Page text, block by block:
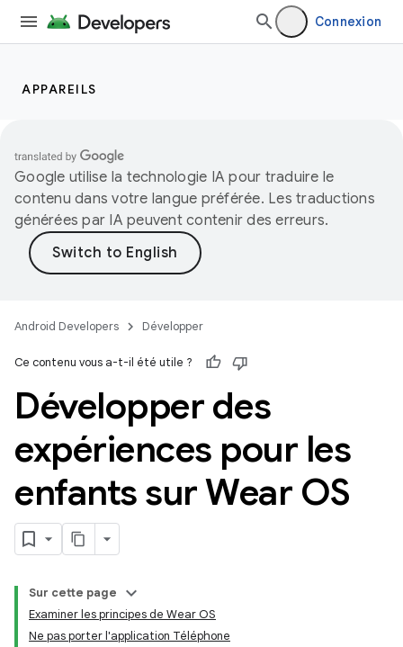
Connexion
APPAREILS
Google utilise la technologie IA pour traduire le
contenu dans votre langue préférée. Les traductions
générées par IA peuvent contenir des erreurs.
Android Developers Développer
Ce contenu vous a-t-il été utile ?
Développer des
expériences pour les
enfants sur Wear OS
Sur cette page
Examiner les principes de Wear OS
Ne pas porter l'application Téléphone